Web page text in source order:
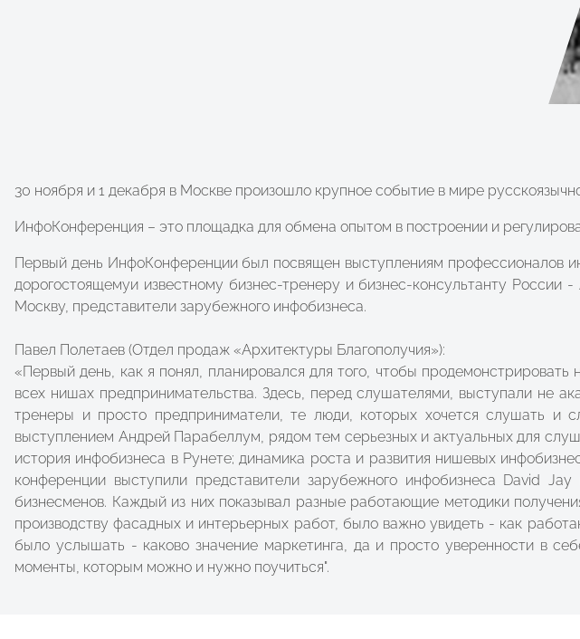
30 ноября и 1 декабря в Москве произошло крупное событие в мире
ИнфоКонференция – это площадка для обмена опытом в построении и
Первый день ИнфоКонференции был посвящен выступлениям профессионалов
дорогостоящемуи известному бизнес-тренеру и бизнес-консультанту
Москву, представители зарубежного инфобизнеса.
Павел Полетаев (Отдел продаж «Архитектуры Благополучия»):
«Первый день, как я понял, планировался для того, чтобы
всех нишах предпринимательства. Здесь, перед слушателями, выступали не
тренеры и просто предприниматели, те люди, которых хочется слушать и
выступлением Андрей Парабеллум, рядом тем серьезных и актуальных для
история инфобизнеса в Рунете; динамика роста и развития нишевых
конференции выступили представители зарубежного инфобизнеса David
бизнесменов. Каждый из них показывал разные работающие методики
производству фасадных и интерьерных работ, было важно увидеть - как
было услышать - каково значение маркетинга, да и просто уверенности в
моменты, которым можно и нужно поучиться".